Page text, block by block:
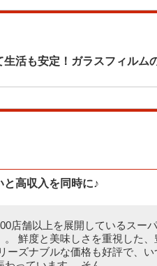
活も安定！ガラスフィルム
高収入を同時に♪
店舗以上を展開しているスー
。 鮮度と美味しさを重視した、
ーズナブルな価格も好評で、い